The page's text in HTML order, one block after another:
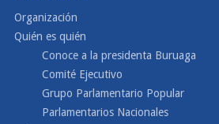
Organización
Quién es quién
Conoce a la presidenta Buruaga
Comité Ejecutivo
Grupo Parlamentario Popular
Parlamentarios Nacionales